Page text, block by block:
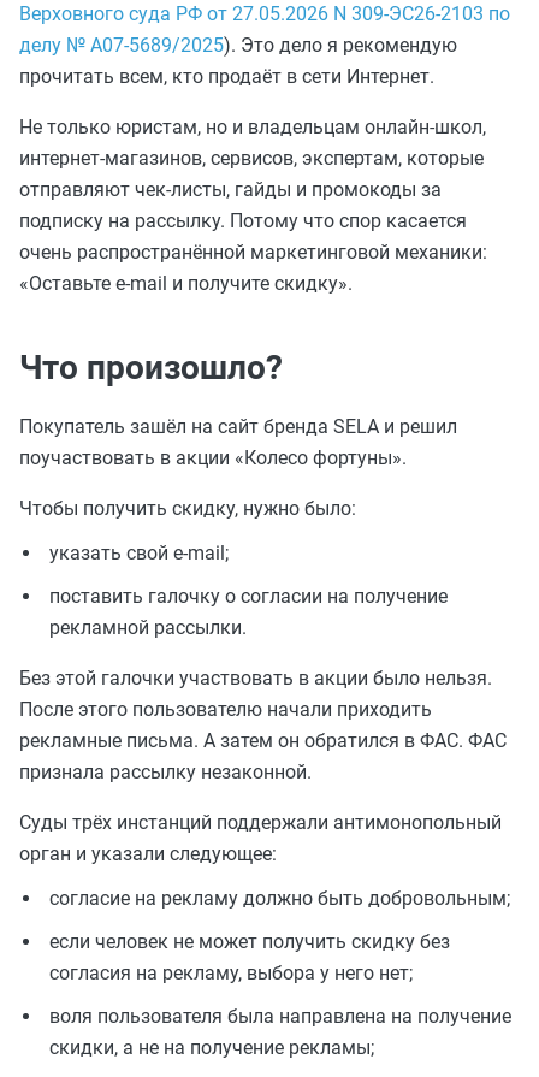
Верховного суда РФ от 27.05.2026 N 309-ЭС26-2103 по
делу № А07-5689/2025). Это дело я рекомендую
прочитать всем, кто продаёт в сети Интернет.
Не только юристам, но и владельцам онлайн-школ,
интернет-магазинов, сервисов, экспертам, которые
отправляют чек-листы, гайды и промокоды за
подписку на рассылку. Потому что спор касается
очень распространённой маркетинговой механики:
«Оставьте e-mail и получите скидку».
Что произошло?
Покупатель зашёл на сайт бренда SELA и решил
поучаствовать в акции «Колесо фортуны».
Чтобы получить скидку, нужно было:
указать свой e-mail;
поставить галочку о согласии на получение
рекламной рассылки.
Без этой галочки участвовать в акции было нельзя.
После этого пользователю начали приходить
рекламные письма. А затем он обратился в ФАС. ФАС
признала рассылку незаконной.
Суды трёх инстанций поддержали антимонопольный
орган и указали следующее:
согласие на рекламу должно быть добровольным;
если человек не может получить скидку без
согласия на рекламу, выбора у него нет;
воля пользователя была направлена на получение
скидки, а не на получение рекламы;